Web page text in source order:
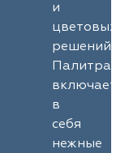
и
цветовых
решений.
Палитра
включает
в
себя
нежные